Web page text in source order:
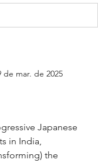
de mar. de 2025
Japanese
in India,
the